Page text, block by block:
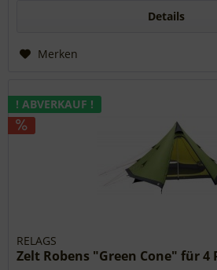
Details
Merken
! ABVERKAUF !
RELAGS
Zelt Robens "Green Cone" für 4